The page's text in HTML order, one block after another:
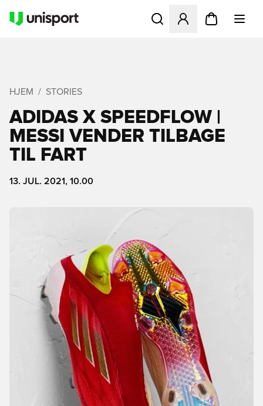
Åbner en Modal til at
HJEM STORIES
ADIDAS X SPEEDFLOW |
MESSI VENDER TILBAGE
TIL FART
13. JUL. 2021, 10.00